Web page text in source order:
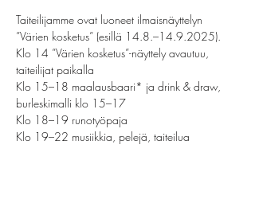
Taiteilijamme ovat luoneet ilmaisnäyttelyn
”Värien kosketus” (esillä 14.8.–14.9.2025).
Klo 14 ”Värien kosketus”-näyttely avautuu,
taiteilijat paikalla
Klo 15–18 maalausbaari* ja drink & draw,
burleskimalli klo 15–17
Klo 18–19 runotyöpaja
Klo 19–22 musiikkia, pelejä, taiteilua